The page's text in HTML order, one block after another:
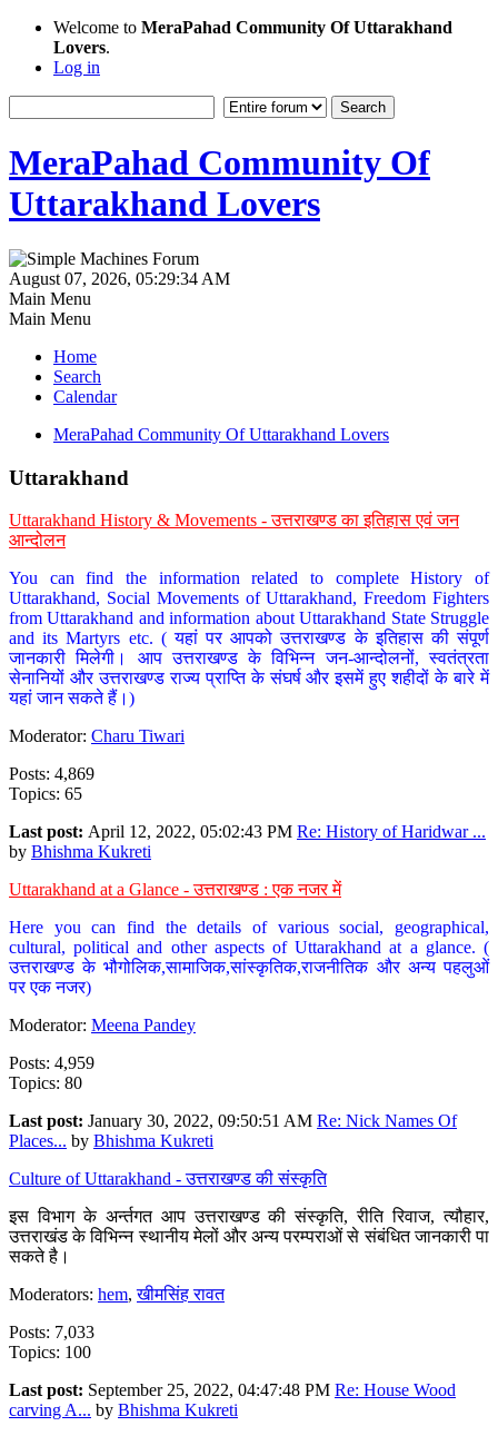
Welcome to MeraPahad Community Of Uttarakhand
Lovers.
Log in
MeraPahad Community Of
Uttarakhand Lovers
August 07, 2026, 05:29:34 AM
Main Menu
Main Menu
Home
Search
Calendar
MeraPahad Community Of Uttarakhand Lovers
Uttarakhand
Uttarakhand History & Movements - उत्तराखण्ड का इतिहास एवं जन
आन्दोलन
You can find the information related to complete History of
Uttarakhand, Social Movements of Uttarakhand, Freedom Fighters
from Uttarakhand and information about Uttarakhand State Struggle
and its Martyrs etc. ( यहां पर आपको उत्तराखण्ड के इतिहास की संपूर्ण
जानकारी मिलेगी। आप उत्तराखण्ड के विभिन्न जन-आन्दोलनों, स्वतंत्रता
सेनानियों और उत्तराखण्ड राज्य प्राप्ति के संघर्ष और इसमें हुए शहीदों के बारे में
यहां जान सकते हैं।)
Moderator: Charu Tiwari
Posts: 4,869
Topics: 65
Last post: April 12, 2022, 05:02:43 PM Re: History of Haridwar ...
by Bhishma Kukreti
Uttarakhand at a Glance - उत्तराखण्ड : एक नजर में
Here you can find the details of various social, geographical,
cultural, political and other aspects of Uttarakhand at a glance. (
उत्तराखण्ड के भौगोलिक,सामाजिक,सांस्कृतिक,राजनीतिक और अन्य पहलुओं
पर एक नजर)
Moderator: Meena Pandey
Posts: 4,959
Topics: 80
Last post: January 30, 2022, 09:50:51 AM Re: Nick Names Of
Places... by Bhishma Kukreti
Culture of Uttarakhand - उत्तराखण्ड की संस्कृति
इस विभाग के अर्न्तगत आप उत्तराखण्ड की संस्कृति, रीति रिवाज, त्यौहार,
उत्तराखंड के विभिन्न स्थानीय मेलों और अन्य परम्पराओं से संबंधित जानकारी पा
सकते है।
Moderators: hem,खीमसिंह रावत
Posts: 7,033
Topics: 100
Last post: September 25, 2022, 04:47:48 PM Re: House Wood
carving A... by Bhishma Kukreti